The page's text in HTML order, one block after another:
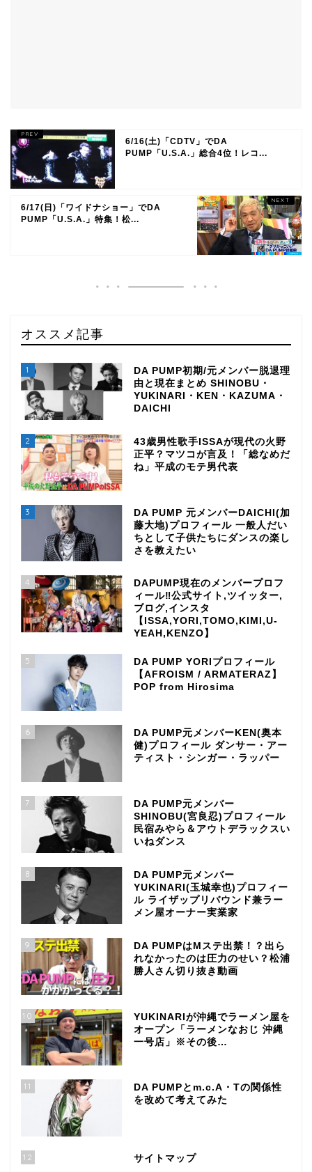
6/16(土)「CDTV」でDA
PUMP「U.S.A.」総合4位！レコ...
6/17(日)「ワイドナショー」でDA
PUMP「U.S.A.」特集！松...
オススメ記事
1
DA PUMP初期/元メンバー脱退理
由と現在まとめ SHINOBU・
YUKINARI・KEN・KAZUMA・
DAICHI
2
43歳男性歌手ISSAが現代の火野
正平？マツコが言及！「総なめだ
ね」平成のモテ男代表
3
DA PUMP 元メンバーDAICHI(加
藤大地)プロフィール 一般人だい
ちとして子供たちにダンスの楽し
さを教えたい
4
DAPUMP現在のメンバープロフ
ィール‼公式サイト,ツイッター,
ブログ,インスタ
【ISSA,YORI,TOMO,KIMI,U-
YEAH,KENZO】
5
DA PUMP YORIプロフィール
【AFROISM / ARMATERAZ】
POP from Hirosima
6
DA PUMP元メンバーKEN(奥本
健)プロフィール ダンサー・アー
ティスト・シンガー・ラッパー
7
DA PUMP元メンバー
SHINOBU(宮良忍)プロフィール
民宿みやら＆アウトデラックスい
いねダンス
8
DA PUMP元メンバー
YUKINARI(玉城幸也)プロフィー
ル ライザップリバウンド兼ラー
メン屋オーナー実業家
9
DA PUMPはMステ出禁！？出ら
れなかったのは圧力のせい？松浦
勝人さん切り抜き動画
10
YUKINARIが沖縄でラーメン屋を
オープン「ラーメンなおじ 沖縄
一号店」※その後…
11
DA PUMPとm.c.A・Tの関係性
を改めて考えてみた
12 サイトマップ